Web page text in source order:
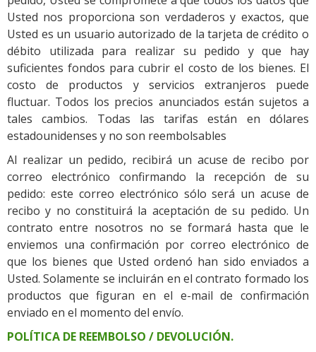
Usted nos proporciona son verdaderos y exactos, que
Usted es un usuario autorizado de la tarjeta de crédito o
débito utilizada para realizar su pedido y que hay
suficientes fondos para cubrir el costo de los bienes. El
costo de productos y servicios extranjeros puede
fluctuar. Todos los precios anunciados están sujetos a
tales cambios. Todas las tarifas están en dólares
estadounidenses y no son reembolsables
Al realizar un pedido, recibirá un acuse de recibo por
correo electrónico confirmando la recepción de su
pedido: este correo electrónico sólo será un acuse de
recibo y no constituirá la aceptación de su pedido. Un
contrato entre nosotros no se formará hasta que le
enviemos una confirmación por correo electrónico de
que los bienes que Usted ordenó han sido enviados a
Usted. Solamente se incluirán en el contrato formado los
productos que figuran en el e-mail de confirmación
enviado en el momento del envío.
POLÍTICA DE REEMBOLSO / DEVOLUCIÓN.